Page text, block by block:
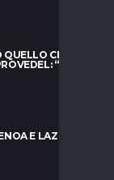
CHE
“MESE
E LAZIO,